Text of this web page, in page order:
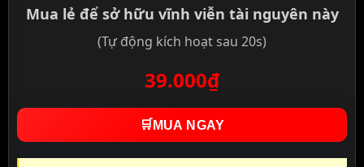
Mua lẻ để sở hữu vĩnh viễn tài nguyên này
(Tự động kích hoạt sau 20s)
39.000₫
🛒 MUA NGAY